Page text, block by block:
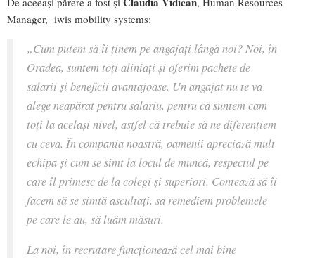
Manager, iwis mobility systems:
„Cum putem să îi ținem pe angajați lângă noi? Noi, în
Oradea, suntem toți aliniați și oferim pachete de
salarii și beneficii avantajoase. Un angajat nu te va
alege neapărat pentru salariu, pentru că suntem cam
toți la același nivel, astfel că trebuie să ne diferențiem
cu ceva. În compania noastră, oamenii apreciază mult
echipa și cum se simt la locul de muncă, respectul pe
care îl primesc de la colegi și superiori. Contează să îi
facem să se simtă ascultați, să remediem problemele
pe care le au, să luăm măsuri.
La noi, în recrutare funcționează cel mai bine